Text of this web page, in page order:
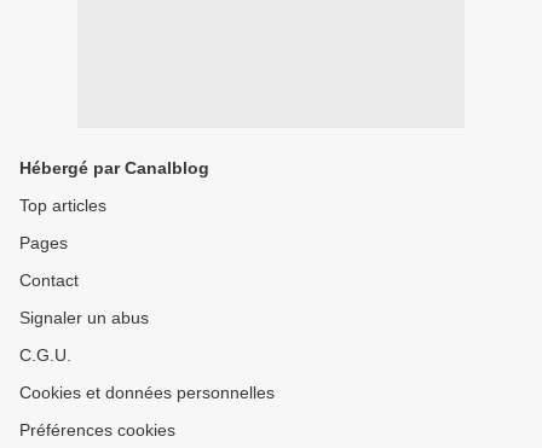
Hébergé par Canalblog
Top articles
Pages
Contact
Signaler un abus
C.G.U.
Cookies et données personnelles
Préférences cookies